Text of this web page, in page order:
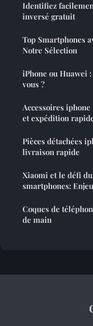
Identifiez
inversé gratuit
Top Smartphones
Notre Sélection
iPhone ou Huawei
vous ?
Accessoires
et expédition
Pièces détachées
livraison rapide
Xiaomi et le défi
smartphones:
Coques de
de main